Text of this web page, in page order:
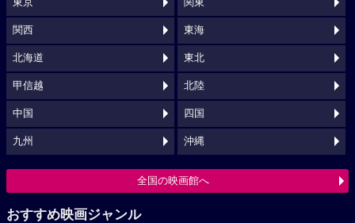
関西 東海
北海道 東北
甲信越 北陸
中国 四国
九州 沖縄
全国の映画館へ
おすすめ映画ジャンル